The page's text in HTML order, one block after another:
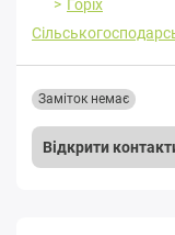
Горіх
Відкрити
Заміток немає